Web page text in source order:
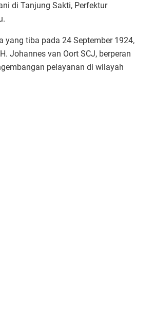
di Tanjung Sakti, Perfektur
yang tiba pada 24 September 1924,
Johannes van Oort SCJ, berperan
pelayanan di wilayah